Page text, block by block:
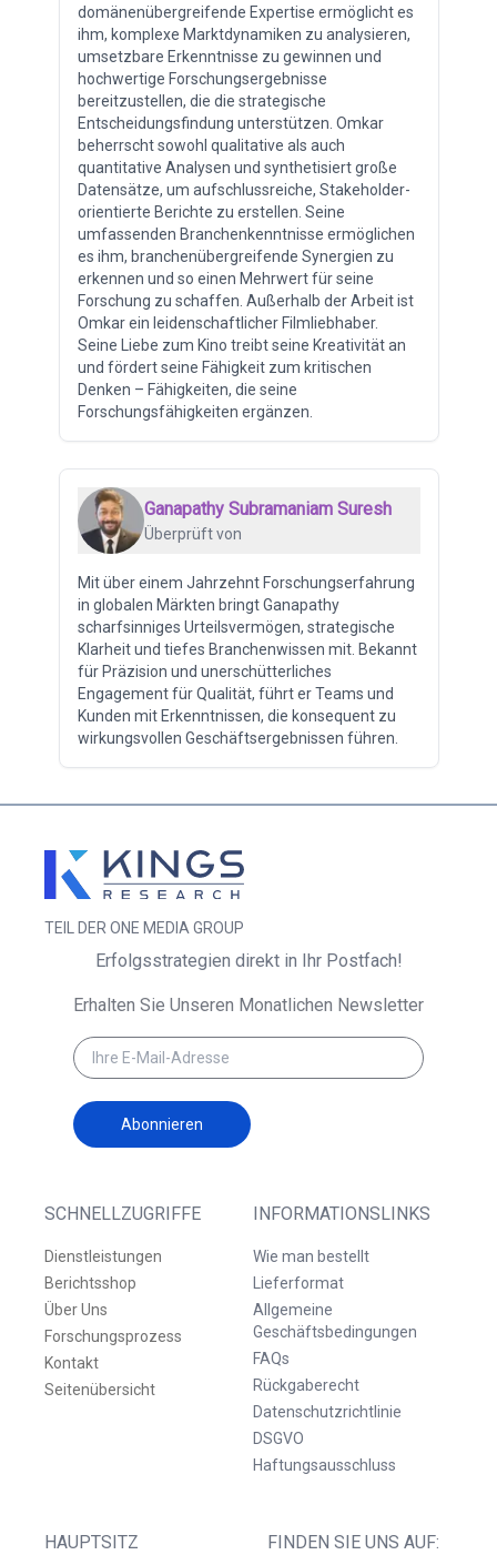
domänenübergreifende Expertise ermöglicht es
ihm, komplexe Marktdynamiken zu analysieren,
umsetzbare Erkenntnisse zu gewinnen und
hochwertige Forschungsergebnisse
bereitzustellen, die die strategische
Entscheidungsfindung unterstützen. Omkar
beherrscht sowohl qualitative als auch
quantitative Analysen und synthetisiert große
Datensätze, um aufschlussreiche, Stakeholder-
orientierte Berichte zu erstellen. Seine
umfassenden Branchenkenntnisse ermöglichen
es ihm, branchenübergreifende Synergien zu
erkennen und so einen Mehrwert für seine
Forschung zu schaffen. Außerhalb der Arbeit ist
Omkar ein leidenschaftlicher Filmliebhaber.
Seine Liebe zum Kino treibt seine Kreativität an
und fördert seine Fähigkeit zum kritischen
Denken – Fähigkeiten, die seine
Forschungsfähigkeiten ergänzen.
Ganapathy Subramaniam Suresh
Überprüft von
Mit über einem Jahrzehnt Forschungserfahrung
in globalen Märkten bringt Ganapathy
scharfsinniges Urteilsvermögen, strategische
Klarheit und tiefes Branchenwissen mit. Bekannt
für Präzision und unerschütterliches
Engagement für Qualität, führt er Teams und
Kunden mit Erkenntnissen, die konsequent zu
wirkungsvollen Geschäftsergebnissen führen.
TEIL DER ONE MEDIA GROUP
SCHNELLZUGRIFFE
Dienstleistungen
Berichtsshop
Über Uns
Forschungsprozess
Kontakt
Seitenübersicht
INFORMATIONSLINKS
Wie man bestellt
Lieferformat
Allgemeine
Geschäftsbedingungen
FAQs
Rückgaberecht
Datenschutzrichtlinie
DSGVO
Haftungsausschluss
HAUPTSITZ FINDEN SIE UNS AUF:
Erfolgsstrategien direkt in Ihr Postfach!
Erhalten Sie Unseren Monatlichen Newsletter
Abonnieren